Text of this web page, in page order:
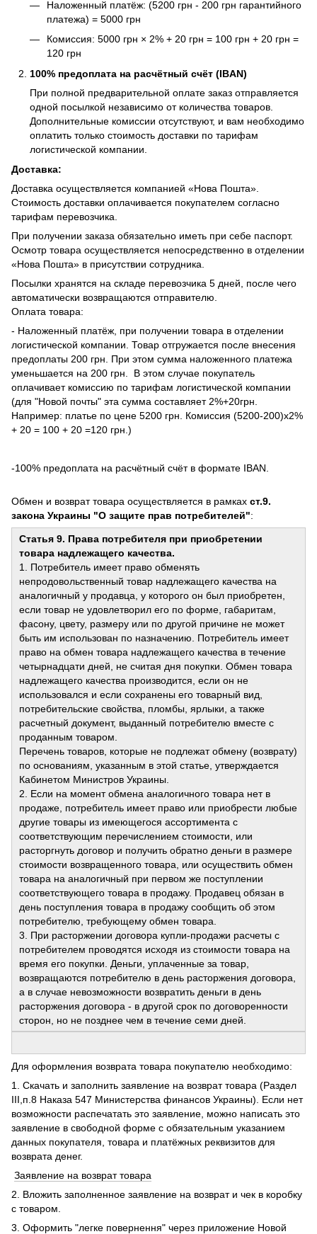
Наложенный платёж: (5200 грн - 200 грн гарантийного
платежа) = 5000 грн
Комиссия: 5000 грн × 2% + 20 грн = 100 грн + 20 грн =
120 грн
100% предоплата на расчётный счёт (IBAN)
При полной предварительной оплате заказ отправляется
одной посылкой независимо от количества товаров.
Дополнительные комиссии отсутствуют, и вам необходимо
оплатить только стоимость доставки по тарифам
логистической компании.
Доставка:
Доставка осуществляется компанией «Нова Пошта».
Стоимость доставки оплачивается покупателем согласно
тарифам перевозчика.
При получении заказа обязательно иметь при себе паспорт.
Осмотр товара осуществляется непосредственно в отделении
«Нова Пошта» в присутствии сотрудника.
Посылки хранятся на складе перевозчика 5 дней, после чего
автоматически возвращаются отправителю.
Оплата товара:
- Наложенный платёж, при получении товара в отделении
логистической компании. Товар отгружается после внесения
предоплаты 200 грн. При этом сумма наложенного платежа
уменьшается на 200 грн. В этом случае покупатель
оплачивает комиссию по тарифам логистической компании
(для "Новой почты" эта сумма составляет 2%+20грн.
Например: платье по цене 5200 грн. Комиссия (5200-200)х2%
+ 20 = 100 + 20 =120 грн.)
-100% предоплата на расчётный счёт в формате IBAN.
Обмен и возврат товара осуществляется в рамках ст.9.
закона Украины "О защите прав потребителей":
Статья 9. Права потребителя при приобретении
товара надлежащего качества.
1. Потребитель имеет право обменять
непродовольственный товар надлежащего качества на
аналогичный у продавца, у которого он был приобретен,
если товар не удовлетворил его по форме, габаритам,
фасону, цвету, размеру или по другой причине не может
быть им использован по назначению. Потребитель имеет
право на обмен товара надлежащего качества в течение
четырнадцати дней, не считая дня покупки. Обмен товара
надлежащего качества производится, если он не
использовался и если сохранены его товарный вид,
потребительские свойства, пломбы, ярлыки, а также
расчетный документ, выданный потребителю вместе с
проданным товаром.
Перечень товаров, которые не подлежат обмену (возврату)
по основаниям, указанным в этой статье, утверждается
Кабинетом Министров Украины.
2. Если на момент обмена аналогичного товара нет в
продаже, потребитель имеет право или приобрести любые
другие товары из имеющегося ассортимента с
соответствующим перечислением стоимости, или
расторгнуть договор и получить обратно деньги в размере
стоимости возвращенного товара, или осуществить обмен
товара на аналогичный при первом же поступлении
соответствующего товара в продажу. Продавец обязан в
день поступления товара в продажу сообщить об этом
потребителю, требующему обмен товара.
3. При расторжении договора купли-продажи расчеты с
потребителем проводятся исходя из стоимости товара на
время его покупки. Деньги, уплаченные за товар,
возвращаются потребителю в день расторжения договора,
а в случае невозможности возвратить деньги в день
расторжения договора - в другой срок по договоренности
сторон, но не позднее чем в течение семи дней.
Для оформления возврата товара покупателю необходимо:
1. Скачать и заполнить заявление на возврат товара (Раздел
ІІІ,п.8 Наказа 547 Министерства финансов Украины). Если нет
возможности распечатать это заявление, можно написать это
заявление в свободной форме с обязательным указанием
данных покупателя, товара и платёжных реквизитов для
возврата денег.
Заявление на возврат товара
2. Вложить заполненное заявление на возврат и чек в коробку
с товаром.
3. Оформить "легке повернення" через приложение Новой